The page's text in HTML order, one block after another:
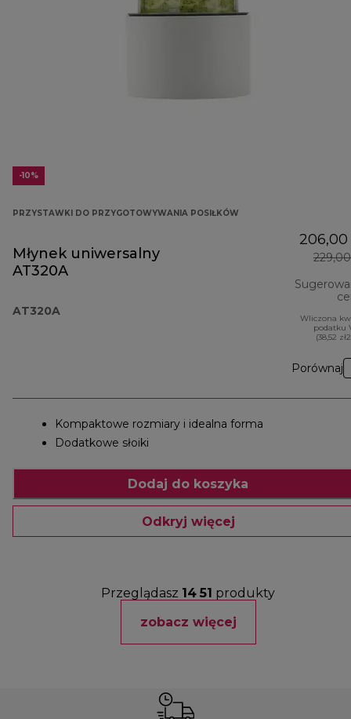
-10%
PRZYSTAWKI DO PRZYGOTOWYWANIA POSIŁKÓW
Młynek uniwersalny
AT320A
AT320A
206,00
229,00
Wliczona
podatku
(38,52
Porównaj
Kompaktowe rozmiary i idealna forma
Dodatkowe słoiki
Dodaj do koszyka
Odkryj więcej
Przeglądasz 14 51 produkty
zobacz więcej